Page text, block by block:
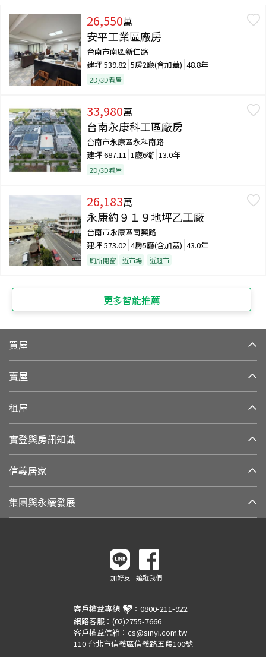
26,550萬
安平工業區廠房
台南市南區新仁路
建坪539.82 5房2廳(含加蓋) 48.8年
2D/3D看屋
33,980萬
台南永康科工區廠房
台南市永康區永科南路
建坪687.11 1廳6衛 13.0年
2D/3D看屋
26,183萬
永康約９１９地坪乙工廠
台南市永康區南興路
建坪573.02 4房5廳(含加蓋) 43.0年
廁所開窗 近市場 近超市
更多智能推薦
買屋
賣屋
租屋
實登與房訊知識
信義居家
集團與永續發展
加好友 追蹤我們
客戶權益專線 ： 0800-211-922
網路客服： (02)2755-7666
客戶權益信箱： cs@sinyi.com.tw
110 台北市信義區信義路五段100號